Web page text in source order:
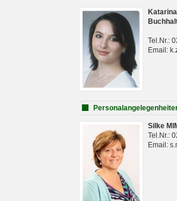
Tel.Nr.:
Email:
Silke
Tel.Nr.:
Email: